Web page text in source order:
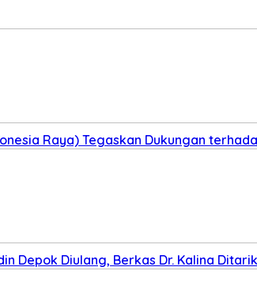
Raya) Tegaskan Dukungan
Depok Diulang, Berkas Dr. Kalina